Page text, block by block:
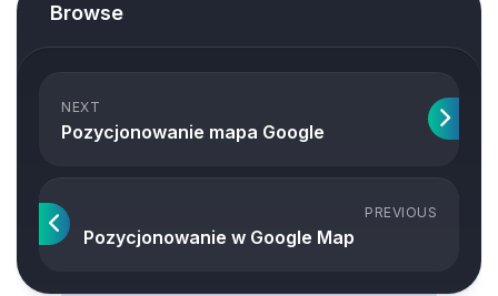
Browse
NEXT
Pozycjonowanie mapa Google
PREVIOUS
Pozycjonowanie w Google Map